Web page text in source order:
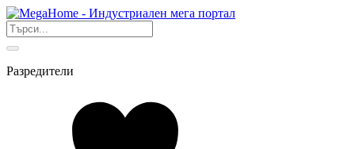
Разредители